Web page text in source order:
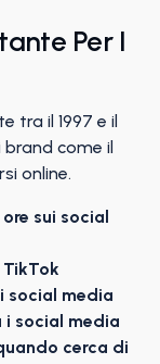
Per I
tra il 1997 e il
brand come il
online.
sui social
social media
i social media
cerca di